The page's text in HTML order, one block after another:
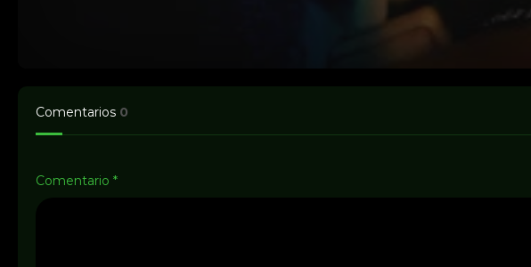
Comentarios 0
Comentario *